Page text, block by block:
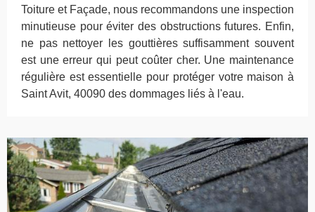
Toiture et Façade, nous recommandons une inspection
minutieuse pour éviter des obstructions futures. Enfin,
ne pas nettoyer les gouttières suffisamment souvent
est une erreur qui peut coûter cher. Une maintenance
régulière est essentielle pour protéger votre maison à
Saint Avit, 40090 des dommages liés à l'eau.